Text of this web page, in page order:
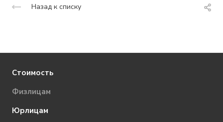
Назад к списку
Стоимость
Физлицам
Юрлицам